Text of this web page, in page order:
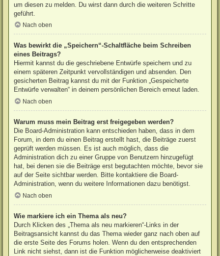
um diesen zu melden. Du wirst dann durch die weiteren Schritte
geführt.
Nach oben
Was bewirkt die „Speichern“-Schaltfläche beim Schreiben
eines Beitrags?
Hiermit kannst du die geschriebene Entwürfe speichern und zu
einem späteren Zeitpunkt vervollständigen und absenden. Den
gesicherten Beitrag kannst du mit der Funktion „Gespeicherte
Entwürfe verwalten“ in deinem persönlichen Bereich erneut laden.
Nach oben
Warum muss mein Beitrag erst freigegeben werden?
Die Board-Administration kann entschieden haben, dass in dem
Forum, in dem du einen Beitrag erstellt hast, die Beiträge zuerst
geprüft werden müssen. Es ist auch möglich, dass die
Administration dich zu einer Gruppe von Benutzern hinzugefügt
hat, bei denen sie die Beiträge erst begutachten möchte, bevor sie
auf der Seite sichtbar werden. Bitte kontaktiere die Board-
Administration, wenn du weitere Informationen dazu benötigst.
Nach oben
Wie markiere ich ein Thema als neu?
Durch Klicken des „Thema als neu markieren“-Links in der
Beitragsansicht kannst du das Thema wieder ganz nach oben auf
die erste Seite des Forums holen. Wenn du den entsprechenden
Link nicht siehst, dann ist die Funktion möglicherweise deaktiviert